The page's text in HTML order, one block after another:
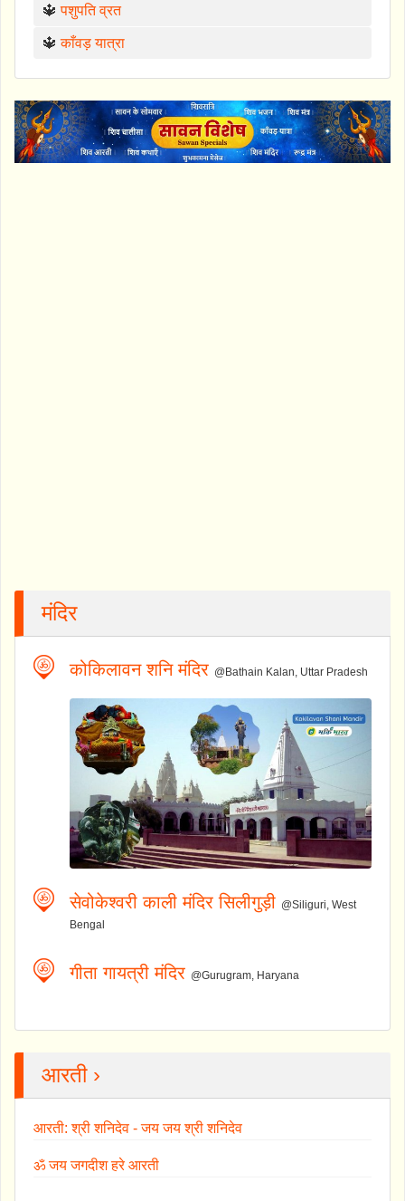
🔱पशुपति व्रत
🔱काँवड़ यात्रा
मंदिर
कोकिलावन शनि मंदिर @Bathain Kalan, Uttar Pradesh
सेवोकेश्वरी काली मंदिर सिलीगुड़ी @Siliguri, West
Bengal
गीता गायत्री मंदिर @Gurugram, Haryana
आरती ›
आरती: श्री शनिदेव - जय जय श्री शनिदेव
ॐ जय जगदीश हरे आरती